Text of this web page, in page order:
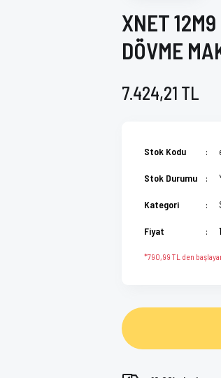
XNET
DÖVME
7.424,21 TL
Stok Kodu
Stok Durumu
Kategori
Fiyat
*790,99 TL den